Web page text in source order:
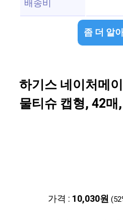
배송비
좀 더 알
하기스 네이처메
물티슈 캡형, 42매
가격 : 10,030원